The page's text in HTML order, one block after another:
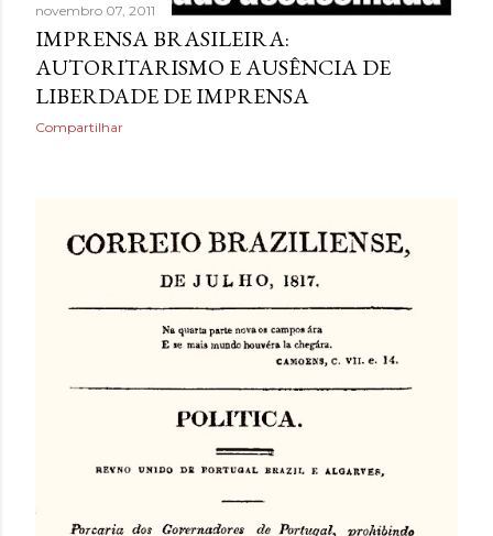
novembro 07, 2011
IMPRENSA BRASILEIRA:
AUTORITARISMO E AUSÊNCIA DE
LIBERDADE DE IMPRENSA
Compartilhar